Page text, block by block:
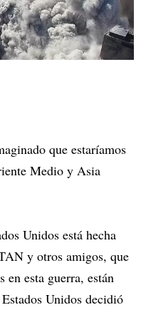
que estaríamos
Medio y Asia
Unidos está hecha
y otros amigos, que
en esta guerra, están
Unidos decidió